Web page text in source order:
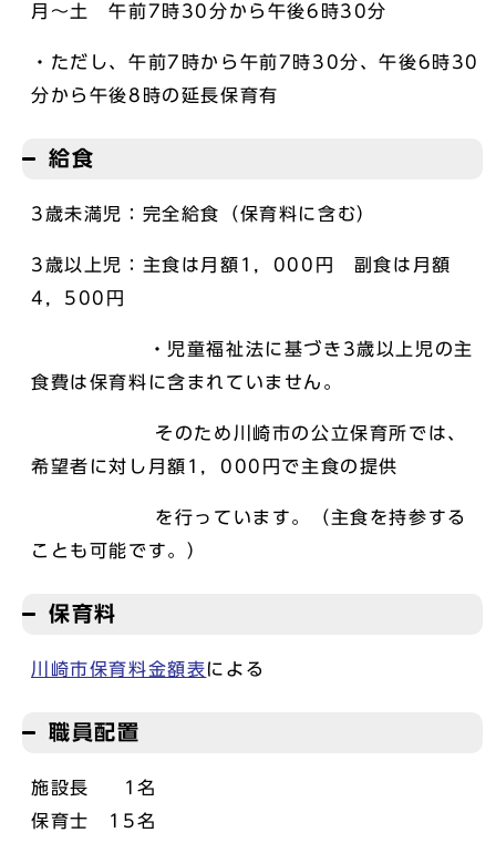
月～土 午前7時30分から午後6時30分
・ただし、午前7時から午前7時30分、午後6時30
分から午後8時の延長保育有
給食
3歳未満児：完全給食（保育料に含む）
3歳以上児：主食は月額1，000円 副食は月額
4，500円
・児童福祉法に基づき3歳以上児の主
食費は保育料に含まれていません。
そのため川崎市の公立保育所では、
希望者に対し月額1，000円で主食の提供
を行っています。（主食を持参する
ことも可能です。）
保育料
川崎市保育料金額表による
職員配置
施設長 1名
保育士 15名